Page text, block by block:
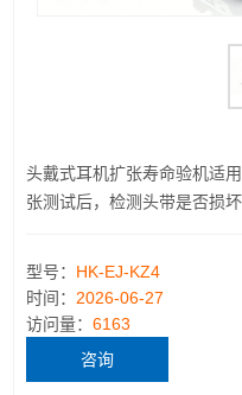
头戴式耳机扩张寿命验机适
张测试后，检测头带是否损坏
型号： HK-EJ-KZ4
时间： 2026-06-27
访问量：6163
咨询